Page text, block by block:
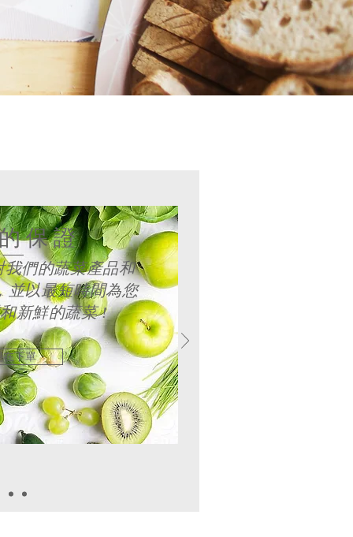
保證
們的蔬菜產品和
並以最短時間為您
新鮮的蔬菜 !
在下單